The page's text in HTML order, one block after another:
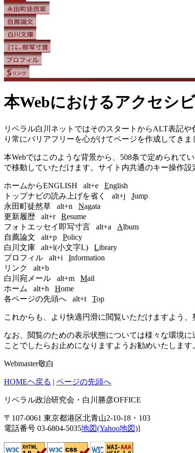
本Webにおけるアクセシ
リベラル白川ネットではそのスタートからALT表記
り常にバリアフリーを心がけてページを作成してきま
本Webではこのような背景から、508条で定められて
で移動していただけます。サイト内共通のキー操作設
ホームからENGLISH alt+e English
トップナビの読み上げを省く alt+j Jump
永田町徒然草 alt+n Nagata
更新履歴 alt+r Resume
フォトエッセイ即写寸言 alt+a Album
自薦論文 alt+p Policy
白川文庫 alt+l(小文字L) Library
プロフィル alt+i Information
リンク alt+b
白川宛メール alt+m Mail
ホーム alt+h Home
各ページの先頭へ alt+t Top
これからも、より快適円滑に閲覧いただけますよう、
なお、閲覧のための表示状態については様々な環境
ことでしたらお止めになりますようお勧めいたします
Webmaster敬白
HOMEヘ戻る | ページの先頭へ
リベラル政治研究会・白川勝彦OFFICE
〒107-0061 東京都港区北青山2-10-18・103
電話番号 03-6804-5035地図(Yahoo地図)]